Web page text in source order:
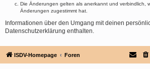
Die Änderungen gelten als anerkannt und verbindlich,
Änderungen zugestimmt hat.
Informationen über den Umgang mit deinen
Datenschutzerklärung enthalten.
ISDV-Homepage Foren